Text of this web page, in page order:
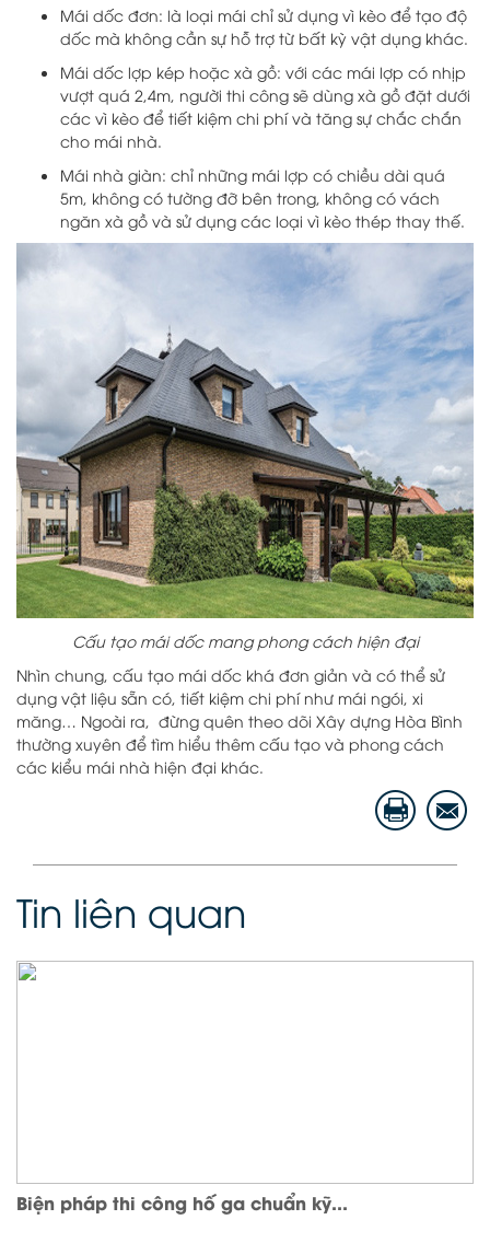
Mái dốc đơn: là loại mái chỉ sử dụng vì kèo để tạo độ
dốc mà không cần sự hỗ trợ từ bất kỳ vật dụng khác.
Mái dốc lợp kép hoặc xà gồ: với các mái lợp có nhịp
vượt quá 2,4m, người thi công sẽ dùng xà gồ đặt dưới
các vì kèo để tiết kiệm chi phí và tăng sự chắc chắn
cho mái nhà.
Mái nhà giàn: chỉ những mái lợp có chiều dài quá
5m, không có tường đỡ bên trong, không có vách
ngăn xà gồ và sử dụng các loại vì kèo thép thay thế.
Cấu tạo mái dốc mang phong cách hiện đại
Nhìn chung, cấu tạo mái dốc khá đơn giản và có thể sử
dụng vật liệu sẵn có, tiết kiệm chi phí như mái ngói, xi
măng… Ngoài ra, đừng quên theo dõi Xây dựng Hòa Bình
thường xuyên để tìm hiểu thêm cấu tạo và phong cách
các kiểu mái nhà hiện đại khác.
Tin liên quan
Biện pháp thi công hố ga chuẩn kỹ...